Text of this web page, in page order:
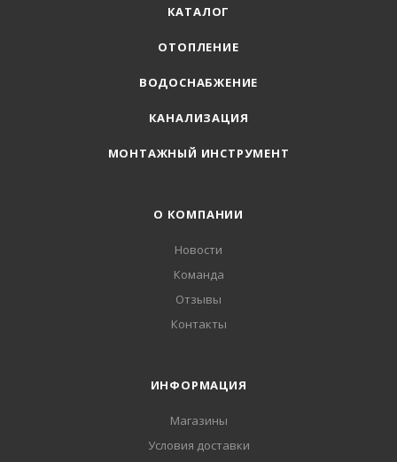
КАТАЛОГ
ОТОПЛЕНИЕ
ВОДОСНАБЖЕНИЕ
КАНАЛИЗАЦИЯ
МОНТАЖНЫЙ ИНСТРУМЕНТ
О КОМПАНИИ
Новости
Команда
Отзывы
Контакты
ИНФОРМАЦИЯ
Магазины
Условия доставки